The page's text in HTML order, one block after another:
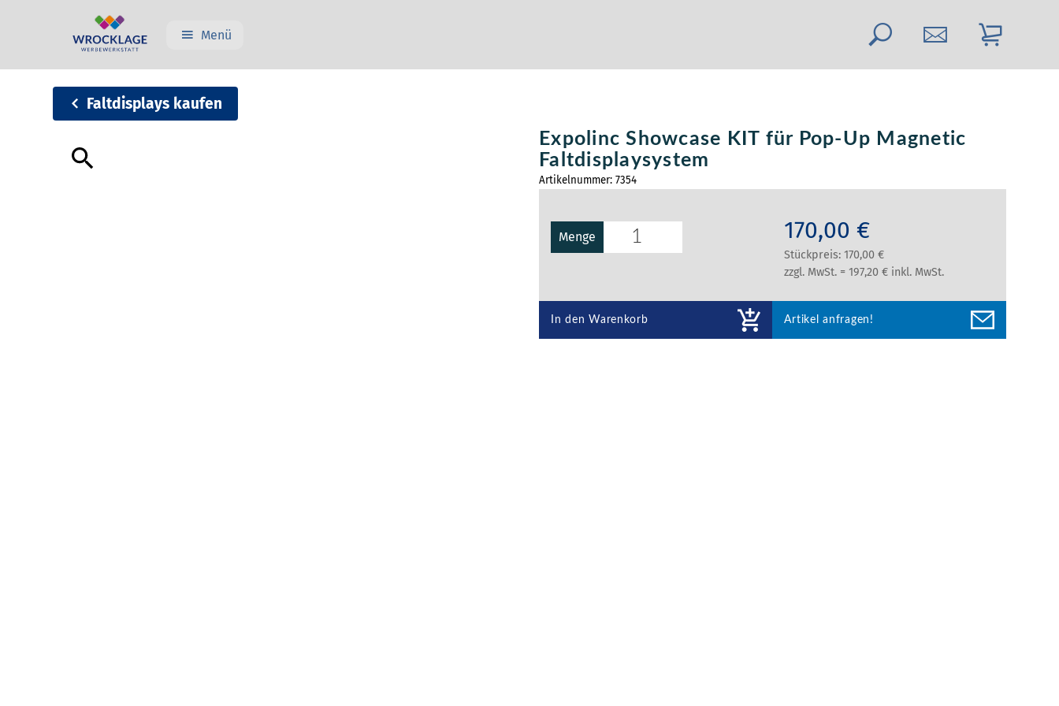
Menü
Faltdisplays kaufen
Expolinc Showcase KIT für Pop-Up Magnetic
Faltdisplaysystem
Artikelnummer:7354
170,00 €
Stückpreis: 170,00 €
zzgl. MwSt. = 197,20 € inkl. MwSt.
Menge
In den Warenkorb Artikel anfragen!